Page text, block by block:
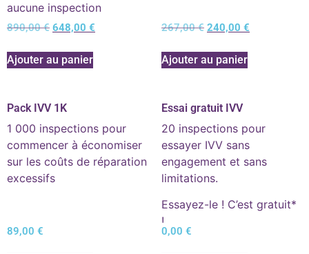
aucune inspection
890,00€ 648,00 €
Ajouter au panier
267,00€ 240,00 €
Ajouter au panier
Pack IVV 1K
1 000 inspections pour
commencer à économiser
sur les coûts de réparation
excessifs
89,00 €
Essai gratuit IVV
20 inspections pour
essayer IVV sans
engagement et sans
limitations.
Essayez-le ! C’est gratuit*
!
0,00 €